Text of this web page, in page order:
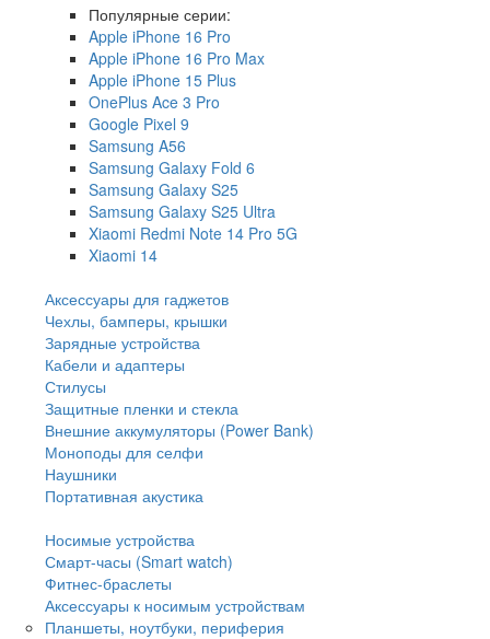
Популярные серии:
Apple iPhone 16 Pro
Apple iPhone 16 Pro Max
Apple iPhone 15 Plus
OnePlus Ace 3 Pro
Google Pixel 9
Samsung A56
Samsung Galaxy Fold 6
Samsung Galaxy S25
Samsung Galaxy S25 Ultra
Xiaomi Redmi Note 14 Pro 5G
Xiaomi 14
Аксессуары для гаджетов
Чехлы, бамперы, крышки
Зарядные устройства
Кабели и адаптеры
Стилусы
Защитные пленки и стекла
Внешние аккумуляторы (Power Bank)
Моноподы для селфи
Наушники
Портативная акустика
Носимые устройства
Смарт-часы (Smart watch)
Фитнес-браслеты
Аксессуары к носимым устройствам
Планшеты, ноутбуки, периферия